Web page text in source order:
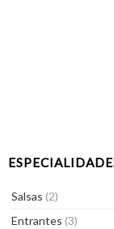
Salsas (2)
Entrantes (3)